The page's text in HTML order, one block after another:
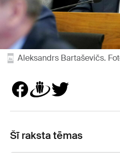
Aleksandrs Bartaševičs.
Šī raksta tēmas